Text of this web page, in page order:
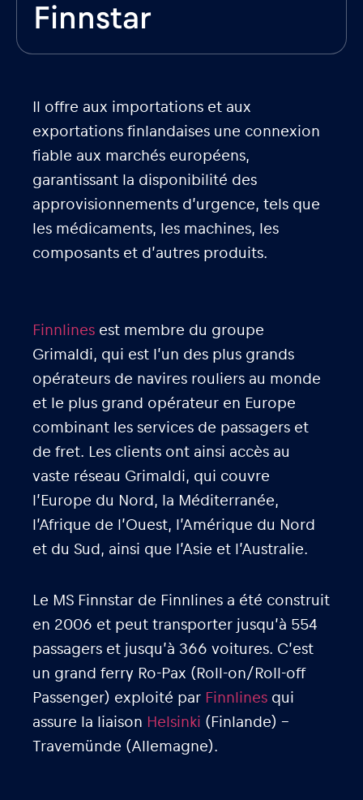
Finnstar
Il offre aux importations et aux
exportations finlandaises une connexion
fiable aux marchés européens,
garantissant la disponibilité des
approvisionnements d’urgence, tels que
les médicaments, les machines, les
composants et d’autres produits.
Finnlines est membre du groupe
Grimaldi, qui est l’un des plus grands
opérateurs de navires rouliers au monde
et le plus grand opérateur en Europe
combinant les services de passagers et
de fret. Les clients ont ainsi accès au
vaste réseau Grimaldi, qui couvre
l’Europe du Nord, la Méditerranée,
l’Afrique de l’Ouest, l’Amérique du Nord
et du Sud, ainsi que l’Asie et l’Australie.
Le MS Finnstar de Finnlines a été construit
en 2006 et peut transporter jusqu’à 554
passagers et jusqu’à 366 voitures. C’est
un grand ferry Ro-Pax (Roll-on/Roll-off
Passenger) exploité par Finnlines qui
assure la liaison Helsinki (Finlande) –
Travemünde (Allemagne).